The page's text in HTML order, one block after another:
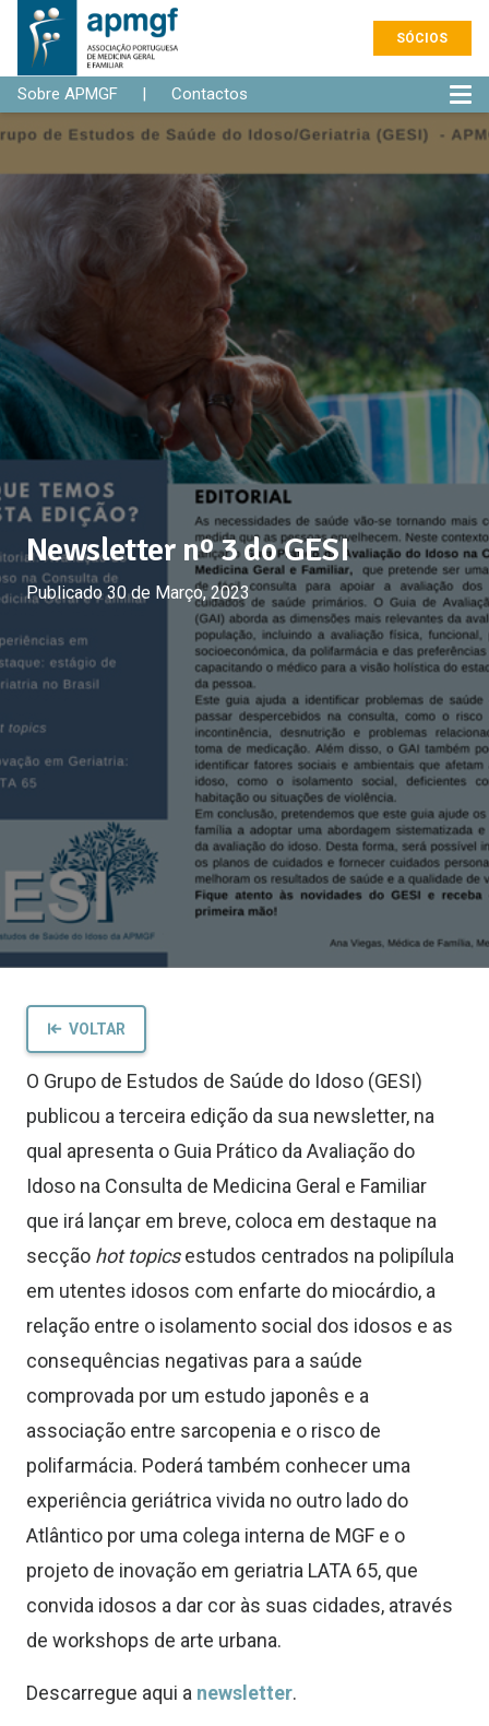
SÓCIOS
Sobre APMGF | Contactos
Newsletter nº 3 do GESI
Publicado30 de Março, 2023
VOLTAR
O Grupo de Estudos de Saúde do Idoso (GESI)
publicou a terceira edição da sua newsletter, na
qual apresenta o Guia Prático da Avaliação do
Idoso na Consulta de Medicina Geral e Familiar
que irá lançar em breve, coloca em destaque na
secção hot topicsestudos centrados na polipílula
em utentes idosos com enfarte do miocárdio, a
relação entre o isolamento social dos idosos e as
consequências negativas para a saúde
comprovada por um estudo japonês e a
associação entre sarcopenia e o risco de
polifarmácia. Poderá também conhecer uma
experiência geriátrica vivida no outro lado do
Atlântico por uma colega interna de MGF e o
projeto de inovação em geriatria LATA 65, que
convida idosos a dar cor às suas cidades, através
de workshops de arte urbana.
Descarregue aqui a newsletter.